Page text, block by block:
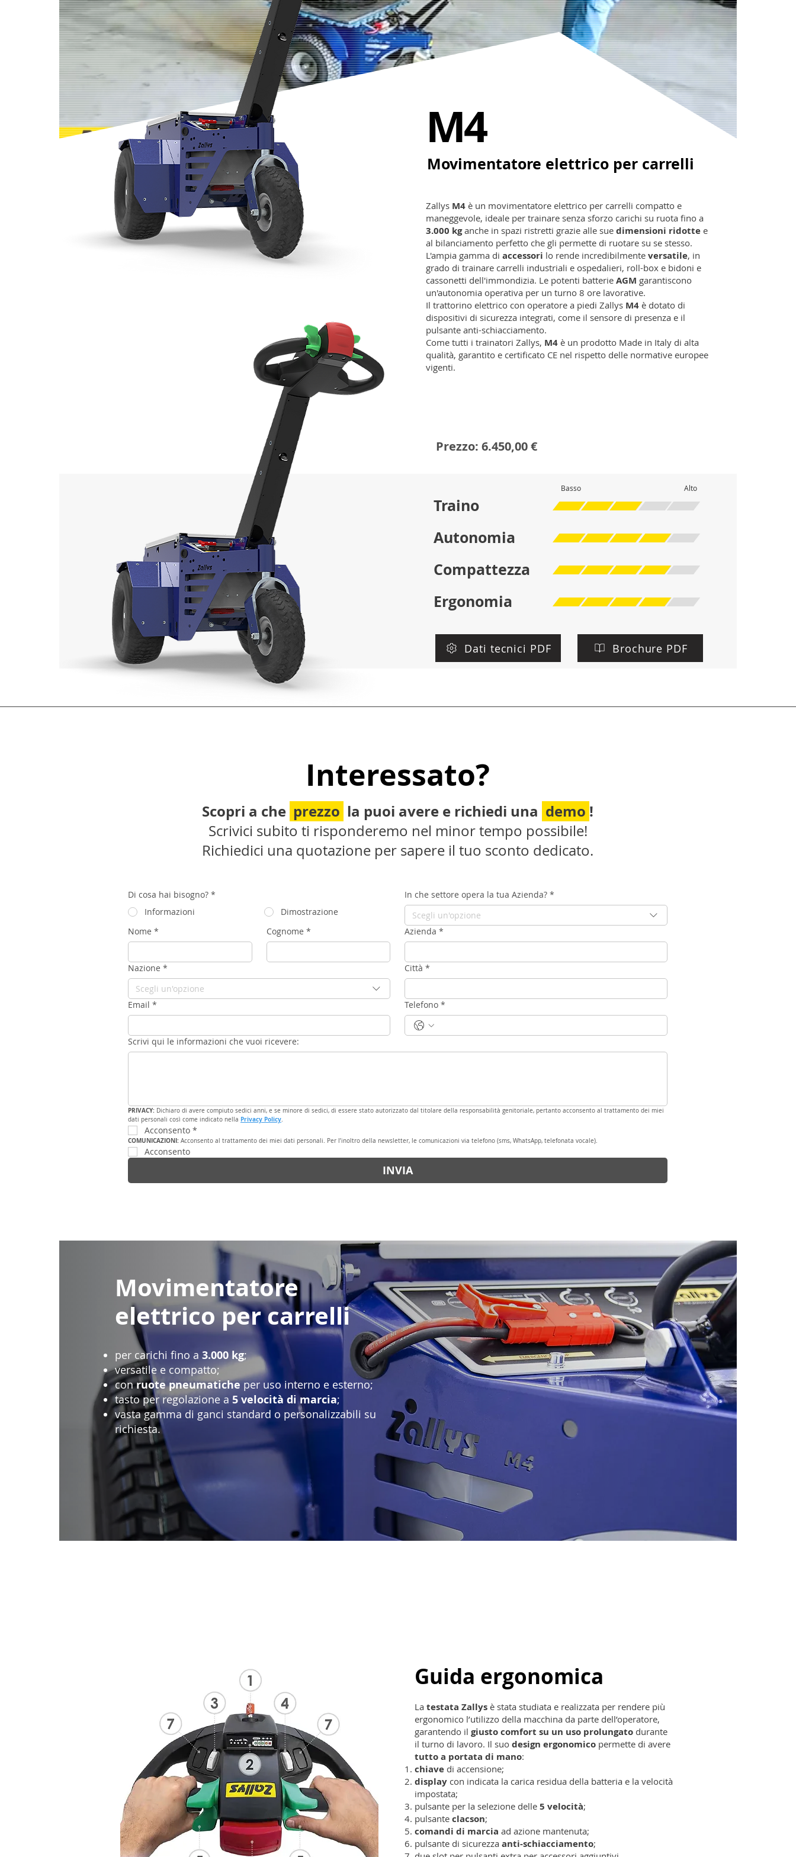
M4
Movimentatore elettrico per carrelli
Zallys M4 è un movimentatore elettrico per carrelli compatto e
maneggevole, ideale per trainare senza sforzo carichi su ruota fino a
3.000 kganche in spazi ristretti grazie alle sue dimensioni ridotte e
al bilanciamento perfetto che gli permette di ruotare su se stesso.
L'ampia gamma di accessori lo rende incredibilmente versatile, in
grado di trainare carrelli industriali e ospedalieri, roll-box e bidoni e
cassonetti dell'immondizia. Le potenti batterie AGM garantiscono
un'autonomia operativa per un turno 8 ore lavorative.
Il trattorino elettrico con operatore a piedi Zallys M4 è dotato di
dispositivi di sicurezza integrati, come il sensore di presenza e il
pulsante anti-schiacciamento.
Come tutti i trainatori Zallys, M4 è un prodotto Made in Italy di alta
qualità, garantito e certificato CE nel rispetto delle normative europee
vigenti.
Prezzo: 6.450,00 €
Basso Alto
Traino
Autonomia
Compattezza
Ergonomia
Dati tecnici PDF Brochure PDF
Interessato?
Scopri a che prezzo la puoi avere e richiedi una demo !
Scrivici subito ti risponderemo nel minor tempo possibile!
Richiedici una quotazione per sapere il tuo sconto dedicato.
Di cosa hai bisogno? *
Informazioni
Dimostrazione
In che settore opera la tua Azienda? *
Scegli un'opzione
Nome * Cognome * Azienda *
Nazione *
Scegli un'opzione
Città *
Email * Telefono *
Scrivi qui le informazioni che vuoi ricevere:
PRIVACY: Dichiaro di avere compiuto sedici anni, e se minore di sedici, di essere stato autorizzato dal titolare della responsabilità genitoriale, pertanto acconsento al trattamento dei miei
dati personali così come indicato nella Privacy Policy.
Acconsento *
COMUNICAZIONI: Acconsento al trattamento dei miei dati personali. Per l’inoltro della newsletter, le comunicazioni via telefono (sms, WhatsApp, telefonata vocale).
Acconsento
INVIA
La testata Zallys è stata studiata e realizzata per rendere più
ergonomico l’utilizzo della macchina da parte dell’operatore,
garantendo il giusto comfort su un uso prolungato durante
il turno di lavoro. Il suo design ergonomico permette di avere
tutto a portata di mano:
chiave di accensione;
display con indicata la carica residua della batteria e la velocità
impostata;
pulsante per la selezione delle 5 velocità;
pulsante clacson;
comandi di marcia ad azione mantenuta;
pulsante di sicurezza anti-schiacciamento;
Guida ergonomica
Movimentatore
elettrico per carrelli
per carichi fino a 3.000 kg;
versatile e compatto;
conruote pneumaticheper uso interno e esterno;
tasto per regolazione a 5 velocità di marcia;
vasta gamma di ganci standard o personalizzabili su
richiesta.